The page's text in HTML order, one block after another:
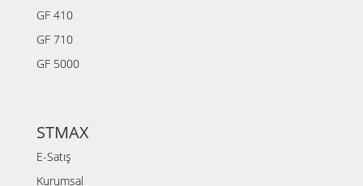
GF 410
GF 710
GF 5000
STMAX
E-Satış
Kurumsal